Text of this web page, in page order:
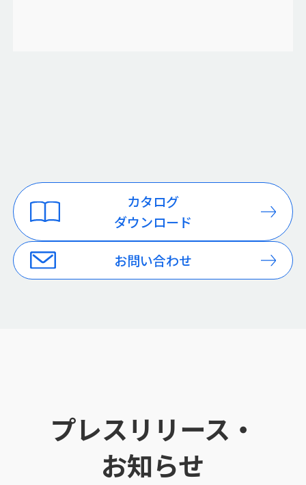
カタログ
ダウンロード
お問い合わせ
プレスリリース・
お知らせ